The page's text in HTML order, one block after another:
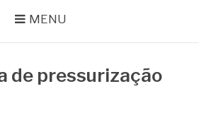
MENU
de pressurização